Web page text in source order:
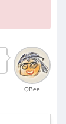
QBee